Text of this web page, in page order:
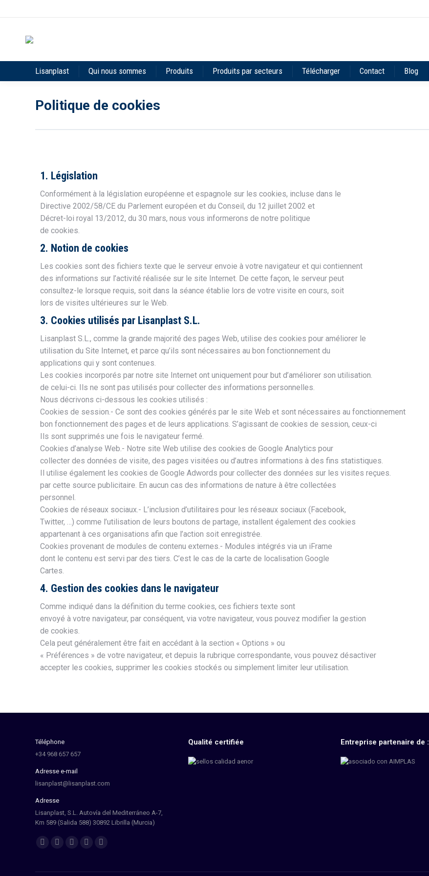
Lisanplast Qui nous sommes Produits Produits par secteurs Télécharger Contact Blog
Politique de cookies
1. Législation
Conformément à la législation européenne et espagnole sur les cookies, incluse dans le
Directive 2002/58/CE du Parlement européen et du Conseil, du 12 juillet 2002 et
Décret-loi royal 13/2012, du 30 mars, nous vous informerons de notre politique
de cookies.
2. Notion de cookies
Les cookies sont des fichiers texte que le serveur envoie à votre navigateur et qui contiennent
des informations sur l’activité réalisée sur le site Internet. De cette façon, le serveur peut
consultez-le lorsque requis, soit dans la séance établie lors de votre visite en cours, soit
lors de visites ultérieures sur le Web.
3. Cookies utilisés par Lisanplast S.L.
Lisanplast S.L., comme la grande majorité des pages Web, utilise des cookies pour améliorer le
utilisation du Site Internet, et parce qu’ils sont nécessaires au bon fonctionnement du
applications qui y sont contenues.
Les cookies incorporés par notre site Internet ont uniquement pour but d’améliorer son utilisation.
de celui-ci. Ils ne sont pas utilisés pour collecter des informations personnelles.
Nous décrivons ci-dessous les cookies utilisés :
Cookies de session.- Ce sont des cookies générés par le site Web et sont nécessaires au fonctionnement
bon fonctionnement des pages et de leurs applications. S’agissant de cookies de session, ceux-ci
Ils sont supprimés une fois le navigateur fermé.
Cookies d’analyse Web.- Notre site Web utilise des cookies de Google Analytics pour
collecter des données de visite, des pages visitées ou d’autres informations à des fins statistiques.
Il utilise également les cookies de Google Adwords pour collecter des données sur les visites reçues.
par cette source publicitaire. En aucun cas des informations de nature à être collectées
personnel.
Cookies de réseaux sociaux.- L’inclusion d’utilitaires pour les réseaux sociaux (Facebook,
Twitter, …) comme l’utilisation de leurs boutons de partage, installent également des cookies
appartenant à ces organisations afin que l’action soit enregistrée.
Cookies provenant de modules de contenu externes.- Modules intégrés via un iFrame
dont le contenu est servi par des tiers. C’est le cas de la carte de localisation Google
Cartes.
4. Gestion des cookies dans le navigateur
Comme indiqué dans la définition du terme cookies, ces fichiers texte sont
envoyé à votre navigateur, par conséquent, via votre navigateur, vous pouvez modifier la gestion
de cookies.
Cela peut généralement être fait en accédant à la section « Options » ou
« Préférences » de votre navigateur, et depuis la rubrique correspondante, vous pouvez désactiver
accepter les cookies, supprimer les cookies stockés ou simplement limiter leur utilisation.
Téléphone
+34 968 657 657
Adresse e-mail
lisanplast@lisanplast.com
Adresse
Lisanplast, S.L. Autovía del Mediterráneo A-7,
Km 589 (Salida 588) 30892 Librilla (Murcia)
Trouvez nous sur :
Qualité certifiée Entreprise partenaire de :